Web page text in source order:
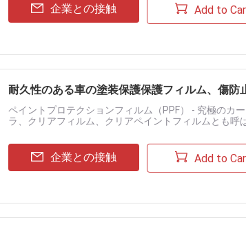
企業との接触 Add to
耐久性のある車の塗装保護保護フィルム、傷防
ペイントプロテクションフィルム（PPF） - 究極のカ
ラ、クリアフィルム、クリアペイントフィルムとも
企業との接触 Add to